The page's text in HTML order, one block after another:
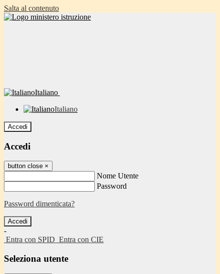
Salta al contenuto
Italiano
Italiano
Accedi
Accedi
button close ×
Nome Utente
Password
Password dimenticata?
-
Entra con SPID Entra con CIE
Seleziona utente